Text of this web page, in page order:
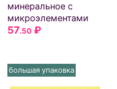
минеральное с
микроэлементами
57.50 ₽
большая упаковка